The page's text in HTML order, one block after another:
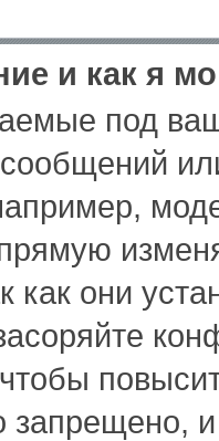
и как я
под
как они
запрещено,